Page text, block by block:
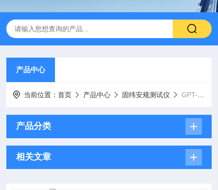
产品中心
当前位置：首页 产品中心 固纬安规测试仪 GPT-12000系列 200VA电气安全分析仪
产品分类
相关文章